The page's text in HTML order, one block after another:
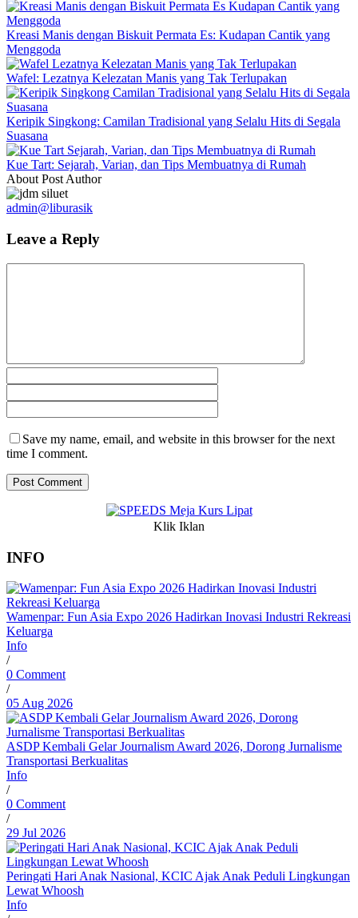
Kreasi Manis dengan Biskuit Permata Es: Kudapan Cantik yang
Menggoda
Wafel: Lezatnya Kelezatan Manis yang Tak Terlupakan
Keripik Singkong: Camilan Tradisional yang Selalu Hits di Segala
Suasana
Kue Tart: Sejarah, Varian, dan Tips Membuatnya di Rumah
About Post Author
admin@liburasik
Leave a Reply
Save my name, email, and website in this browser for the next
time I comment.
Klik Iklan
INFO
Wamenpar: Fun Asia Expo 2026 Hadirkan Inovasi Industri Rekreasi
Keluarga
Info
/
0 Comment
/
05 Aug 2026
ASDP Kembali Gelar Journalism Award 2026, Dorong Jurnalisme
Transportasi Berkualitas
Info
/
0 Comment
/
29 Jul 2026
Peringati Hari Anak Nasional, KCIC Ajak Anak Peduli Lingkungan
Lewat Whoosh
Info